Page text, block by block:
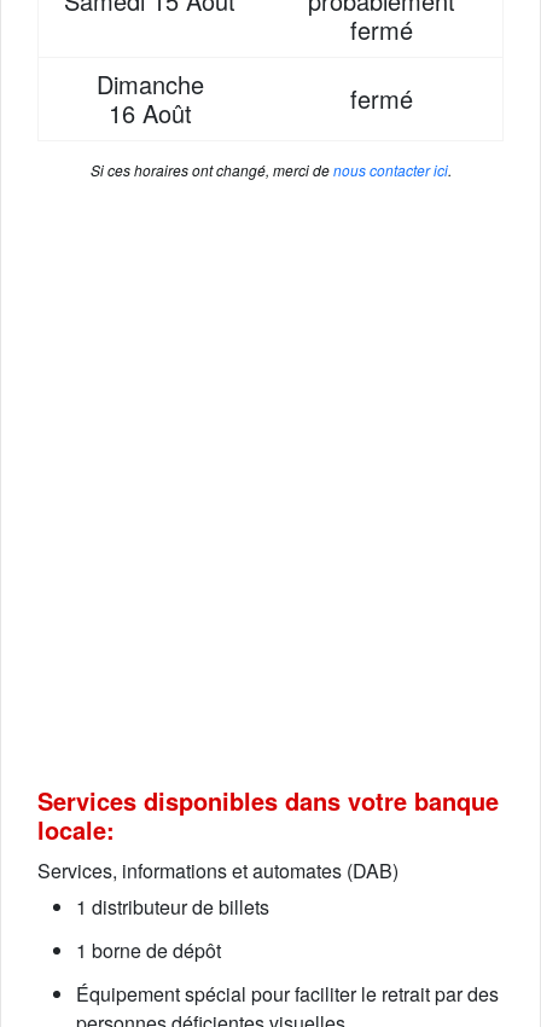
fermé
Dimanche
16 Août
fermé
Si ces horaires ont changé, merci denous contacter ici.
Services disponibles dans votre banque
locale:
Services, informations et automates (DAB)
1 distributeur de billets
1 borne de dépôt
Équipement spécial pour faciliter le retrait par des